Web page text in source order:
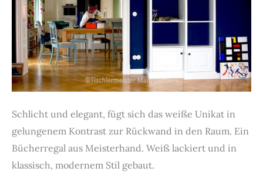
Schlicht und elegant, fügt sich das weiße Unikat in
gelungenem Kontrast zur Rückwand in den Raum. Ein
Bücherregal aus Meisterhand. Weiß lackiert und in
klassisch, modernem Stil gebaut.